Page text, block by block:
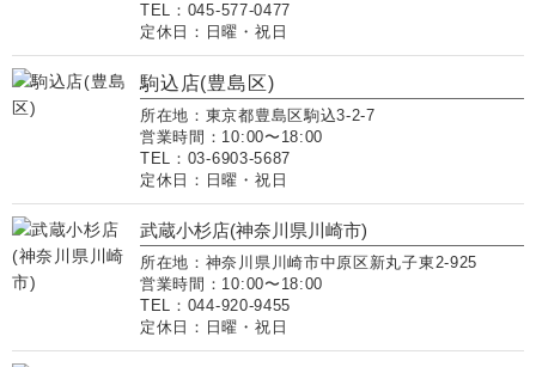
TEL：045-577-0477
定休日：日曜・祝日
駒込店(豊島区)
所在地：東京都豊島区駒込3-2-7
営業時間：10:00〜18:00
TEL：03-6903-5687
定休日：日曜・祝日
武蔵小杉店(神奈川県川崎市)
所在地：神奈川県川崎市中原区新丸子東2-925
営業時間：10:00〜18:00
TEL：044-920-9455
定休日：日曜・祝日